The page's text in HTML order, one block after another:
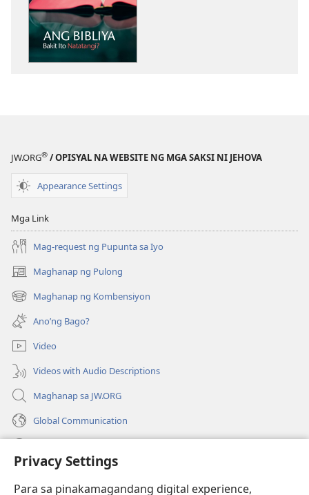
Privacy Settings
Para sa pinakamagandang digital experience,
JW.ORG® / OPISYAL NA WEBSITE NG MGA SAKSI NI JEHOVA
Appearance Settings
Mga Link
Mag-request ng Pupunta sa Iyo
Maghanap ng Pulong
(may
bubukas
na
bagong
window)
Maghanap ng Kombensiyon
(may
bubukas
na
bagong
window)
Ano’ng Bago?
Video
Videos with Audio Descriptions
Maghanap sa JW.ORG
Global Communication
(may